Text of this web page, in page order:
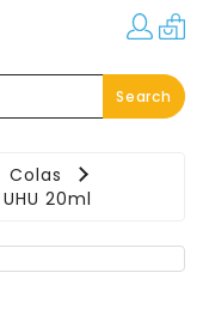
Search
Colas
20ml